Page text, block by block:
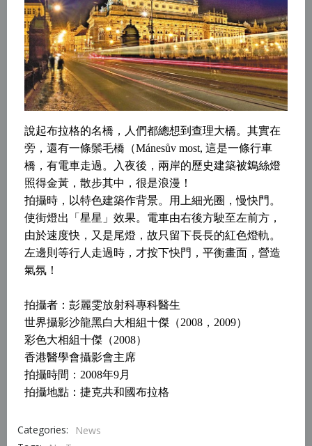
說起布拉格的名橋，人們都總想到查理大橋。其實在
旁，還有一條鬃毛橋（Mánesův most, 這是一條行車
橋，有電車走過。
入夜後，兩岸的歷史建築被鵭絲燈
照得金黃，散步其中，很是浪漫！
拍攝時，以特色建築作背景。用上細光圈，慢快門。
使街燈出「星星」效果。電車由右後方駛至左前方，
由於速度快，又是尾燈，故只留下長長的紅色燈軌。
左邊則等行人走過時，才按下快門，平衡畫面，營造
氣氛！
拍攝者： 彭麗雯放射科專科醫生
世界攝影沙龍黑白大相組十傑（2008 ， 2009）
彩色大相組十傑（2008）
香港醫學會攝影會主席
拍攝時間： 2008年9月
拍攝地點： 捷克共和國布拉格
Categories:
News